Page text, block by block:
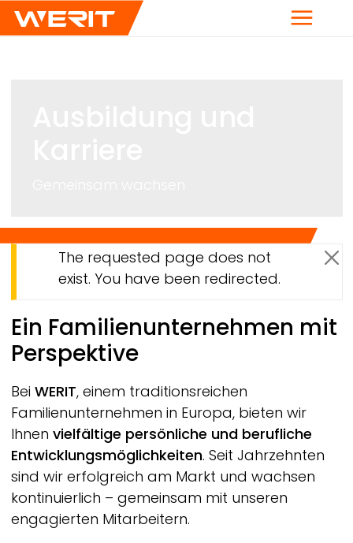
Menü
Warnmeldung
The requested page does not
exist. You have been redirected.
Breadcrumb
Ein Familienunternehmen mit
Perspektive
Bei WERIT, einem traditionsreichen
Familienunternehmen in Europa, bieten wir
Ihnen vielfältige persönliche und berufliche
Entwicklungsmöglichkeiten. Seit Jahrzehnten
sind wir erfolgreich am Markt und wachsen
kontinuierlich – gemeinsam mit unseren
engagierten Mitarbeitern.